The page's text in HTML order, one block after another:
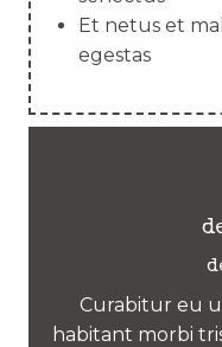
Et netus et
egestas
Curabitur eu
habitant morbi